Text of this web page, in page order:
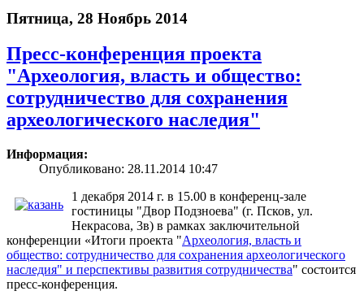
Пятница, 28 Ноябрь 2014
Пресс-конференция проекта
"Археология, власть и общество:
сотрудничество для сохранения
археологического наследия"
Информация:
Опубликовано: 28.11.2014 10:47
1 декабря 2014 г. в 15.00 в конференц-зале
гостиницы "Двор Подзноева" (г. Псков, ул.
Некрасова, 3в) в рамках заключительной
конференции «Итоги проекта "Археология, власть и
общество: сотрудничество для сохранения археологического
наследия" и перспективы развития сотрудничества" состоится
пресс-конференция.